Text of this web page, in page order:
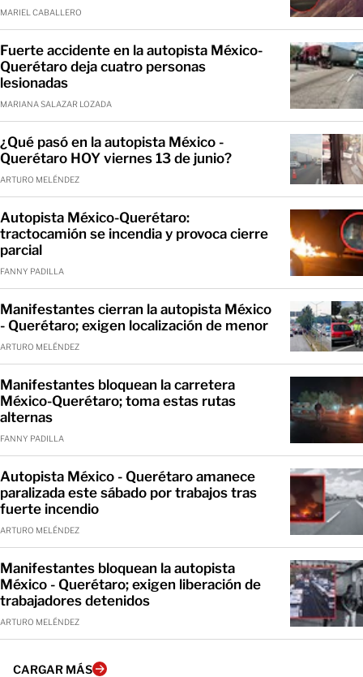
MARIEL CABALLERO
Fuerte accidente en la autopista México-
Querétaro deja cuatro personas
lesionadas
MARIANA SALAZAR LOZADA
¿Qué pasó en la autopista México -
Querétaro HOY viernes 13 de junio?
ARTURO MELÉNDEZ
Autopista México-Querétaro:
tractocamión se incendia y provoca cierre
parcial
FANNY PADILLA
Manifestantes cierran la autopista México
- Querétaro; exigen localización de menor
ARTURO MELÉNDEZ
Manifestantes bloquean la carretera
México-Querétaro; toma estas rutas
alternas
FANNY PADILLA
Autopista México - Querétaro amanece
paralizada este sábado por trabajos tras
fuerte incendio
ARTURO MELÉNDEZ
Manifestantes bloquean la autopista
México - Querétaro; exigen liberación de
trabajadores detenidos
ARTURO MELÉNDEZ
CARGAR MÁS